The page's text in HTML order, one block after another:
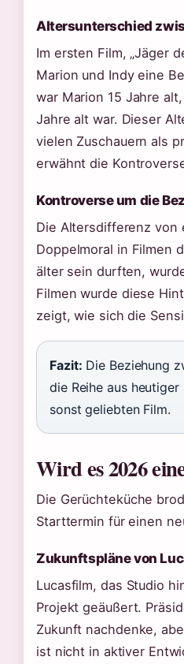
Altersunterschied
Im ersten Film, „Jäger
Marion und Indy eine
war Marion 15 Jahre
Jahre alt war. Dieser
vielen Zuschauern als
erwähnt die
Kontroverse um die
Die Altersdifferenz von
Doppelmoral in Filmen
älter sein durften,
Filmen wurde diese
zeigt, wie sich die
Fazit: Die Beziehung
die Reihe aus
sonst geliebten Film.
Wird es 2026
Die Gerüchteküche
Starttermin für einen
Zukunftspläne von
Lucasfilm, das Studio
Projekt geäußert.
Zukunft nachdenke,
ist nicht in aktiver